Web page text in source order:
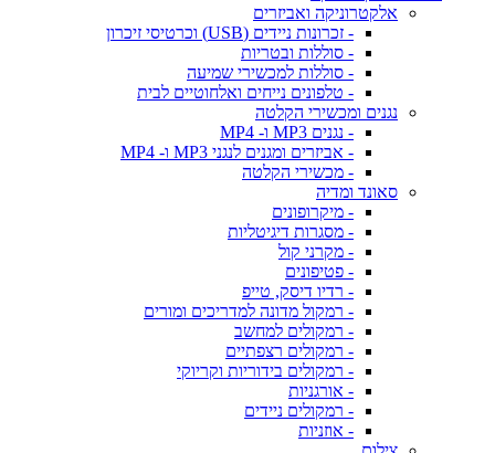
אלקטרוניקה ואביזרים
- זכרונות ניידים (USB) וכרטיסי זיכרון
- סוללות ובטריות
- סוללות למכשירי שמיעה
- טלפונים נייחים ואלחוטיים לבית
נגנים ומכשירי הקלטה
- נגנים MP3 ו- MP4
- אביזרים ומגנים לנגני MP3 ו- MP4
- מכשירי הקלטה
סאונד ומדיה
- מיקרופונים
- מסגרות דיגיטליות
- מקרני קול
- פטיפונים
- רדיו דיסק, טייפ
- רמקול מדונה למדריכים ומורים
- רמקולים למחשב
- רמקולים רצפתיים
- רמקולים בידוריות וקריוקי
- אורגניות
- רמקולים ניידים
- אוזניות